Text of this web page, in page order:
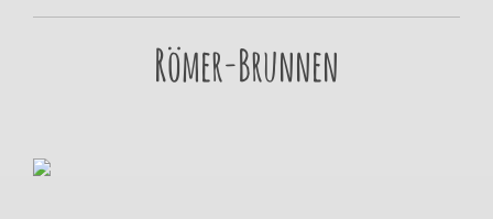
Römer-Brunnen